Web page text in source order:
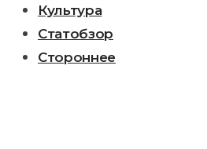
Культура
Статобзор
Стороннее